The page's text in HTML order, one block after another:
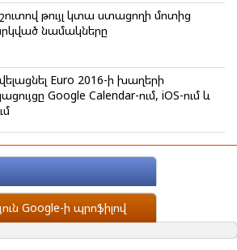
շուտով թույլ կտա ստացողի մոտից
նամակները
Euro 2016-ի խաղերի
Google Calendar-ում, iOS-ում և
ի պրոֆիլով
Google-ի պրոֆիլով